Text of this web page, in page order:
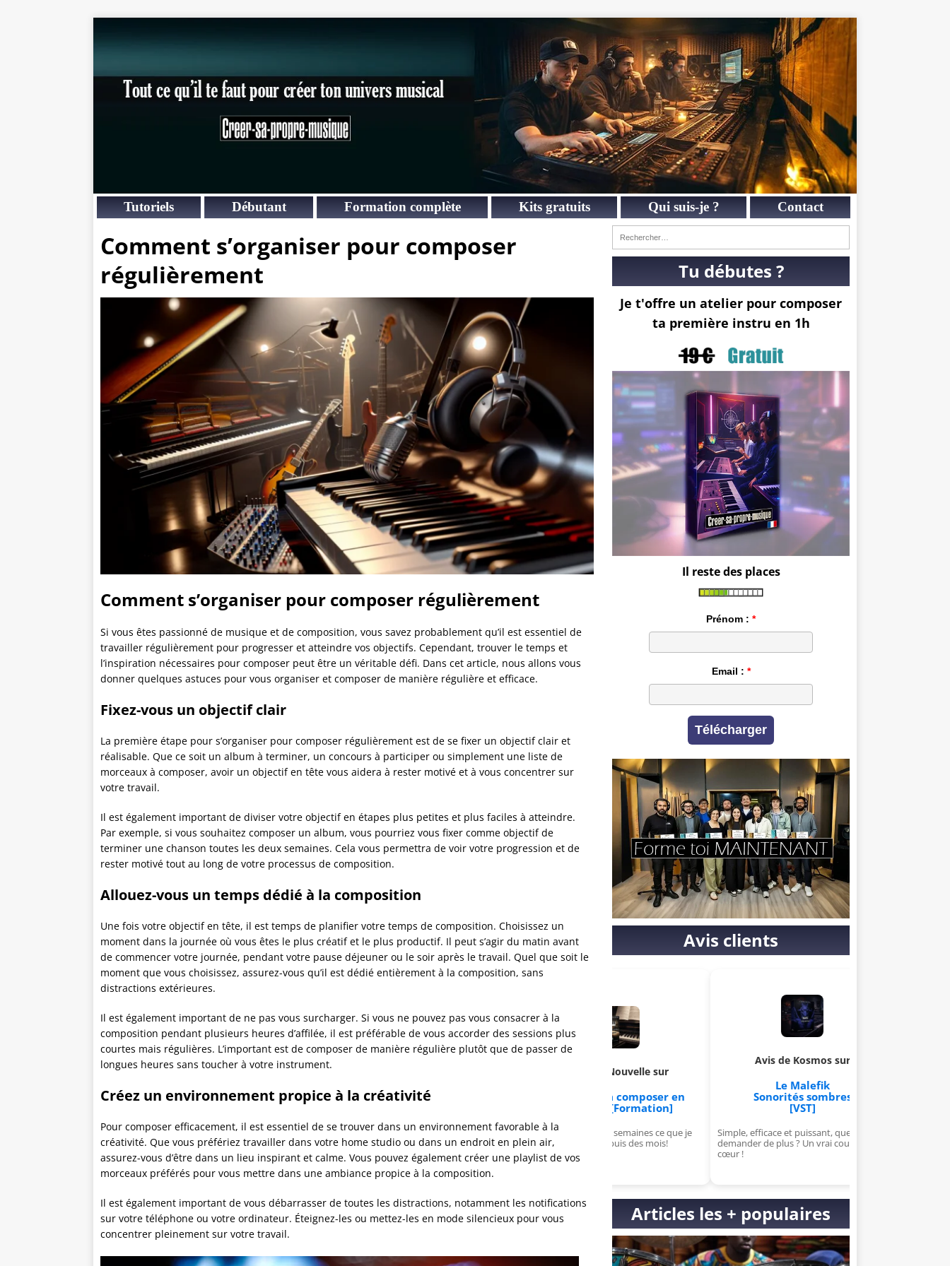
Tutoriels Débutant Formation complète Kits gratuits Qui suis-je ? Contact
Comment s’organiser pour composer
régulièrement
Comment s’organiser pour composer régulièrement
Si vous êtes passionné de musique et de composition, vous savez probablement qu’il est essentiel de
travailler régulièrement pour progresser et atteindre vos objectifs. Cependant, trouver le temps et
l’inspiration nécessaires pour composer peut être un véritable défi. Dans cet article, nous allons vous
donner quelques astuces pour vous organiser et composer de manière régulière et efficace.
Fixez-vous un objectif clair
La première étape pour s’organiser pour composer régulièrement est de se fixer un objectif clair et
réalisable. Que ce soit un album à terminer, un concours à participer ou simplement une liste de
morceaux à composer, avoir un objectif en tête vous aidera à rester motivé et à vous concentrer sur
votre travail.
Il est également important de diviser votre objectif en étapes plus petites et plus faciles à atteindre.
Par exemple, si vous souhaitez composer un album, vous pourriez vous fixer comme objectif de
terminer une chanson toutes les deux semaines. Cela vous permettra de voir votre progression et de
rester motivé tout au long de votre processus de composition.
Allouez-vous un temps dédié à la composition
Une fois votre objectif en tête, il est temps de planifier votre temps de composition. Choisissez un
moment dans la journée où vous êtes le plus créatif et le plus productif. Il peut s’agir du matin avant
de commencer votre journée, pendant votre pause déjeuner ou le soir après le travail. Quel que soit le
moment que vous choisissez, assurez-vous qu’il est dédié entièrement à la composition, sans
distractions extérieures.
Il est également important de ne pas vous surcharger. Si vous ne pouvez pas vous consacrer à la
composition pendant plusieurs heures d’affilée, il est préférable de vous accorder des sessions plus
courtes mais régulières. L’important est de composer de manière régulière plutôt que de passer de
longues heures sans toucher à votre instrument.
Créez un environnement propice à la créativité
Pour composer efficacement, il est essentiel de se trouver dans un environnement favorable à la
créativité. Que vous préfériez travailler dans votre home studio ou dans un endroit en plein air,
assurez-vous d’être dans un lieu inspirant et calme. Vous pouvez également créer une playlist de vos
morceaux préférés pour vous mettre dans une ambiance propice à la composition.
Il est également important de vous débarrasser de toutes les distractions, notamment les notifications
sur votre téléphone ou votre ordinateur. Éteignez-les ou mettez-les en mode silencieux pour vous
concentrer pleinement sur votre travail.
Tu débutes ?
Je t'offre un atelier pour composer
ta première instru en 1h
Il reste des places
Prénom :
Email :
Télécharger
Avis clients
Avis de Matteo sur
ton propre VST
Créer mon propre VST ? Impensable !
Mais grâce à cette formation, j'ai réussi !
Fierté totale !
Avis de PulsarZephy sur
Le pack ULTRA : La formation
Formation au top, vidéos variées et
complètes, je recommande à fond !
Enfin compris en 2 semaines ce que je
galérais à piger depuis des mois!
Avis de Kosmos sur
Sonorités sombres
Simple, efficace et puissant, que
demander de plus ? Un vrai coup de
Apprends à créer et à
J'ai kiffé, j'suis chaud pour la
pour cette formation de ouf !
Articles les + populaires